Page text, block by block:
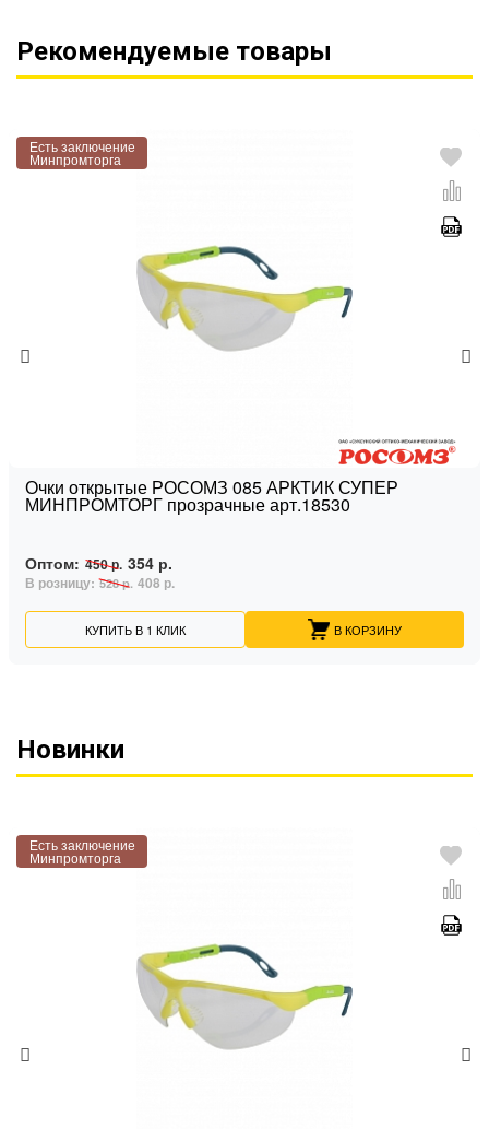
Рекомендуемые товары
Есть заключение
Минпромторга
Очки открытые РОСОМЗ 085 АРКТИК СУПЕР
МИНПРОМТОРГ прозрачные арт.18530
Оптом: 450 р. 354 р.
В розницу: 528 р. 408 р.
КУПИТЬ В 1 КЛИК В КОРЗИНУ
Новинки
Есть заключение
Минпромторга